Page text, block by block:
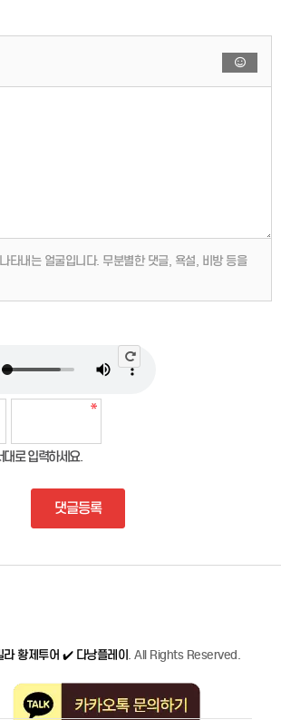
타내는 얼굴입니다. 무분별한 댓글, 욕설, 비방 등을
로 입력하세요.
댓글등록
라 황제투어 ✔️ 다낭플레이 . All Rights Reserved.